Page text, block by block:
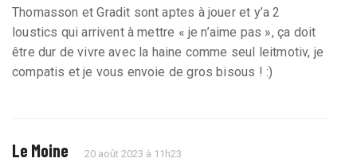
Thomasson et Gradit sont aptes à jouer et y’a 2
loustics qui arrivent à mettre « je n’aime pas », ça doit
être dur de vivre avec la haine comme seul leitmotiv, je
compatis et je vous envoie de gros bisous ! :)
Le Moine 20 août 2023 à 11h23